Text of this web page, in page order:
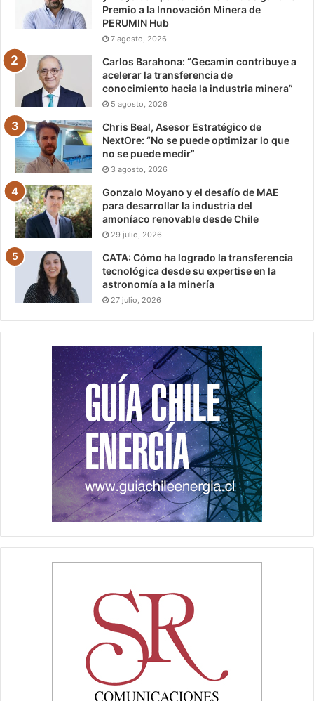
Premio a la Innovación Minera de
PERUMIN Hub
7 agosto, 2026
Carlos Barahona: “Gecamin contribuye a
acelerar la transferencia de
conocimiento hacia la industria minera”
5 agosto, 2026
Chris Beal, Asesor Estratégico de
NextOre: “No se puede optimizar lo que
no se puede medir”
3 agosto, 2026
Gonzalo Moyano y el desafío de MAE
para desarrollar la industria del
amoníaco renovable desde Chile
29 julio, 2026
CATA: Cómo ha logrado la transferencia
tecnológica desde su expertise en la
astronomía a la minería
27 julio, 2026